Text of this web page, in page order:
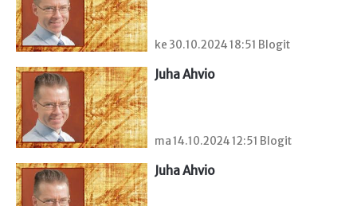
ke 30.10.2024 18:51 Blogit
Juha Ahvio
ma 14.10.2024 12:51 Blogit
Juha Ahvio